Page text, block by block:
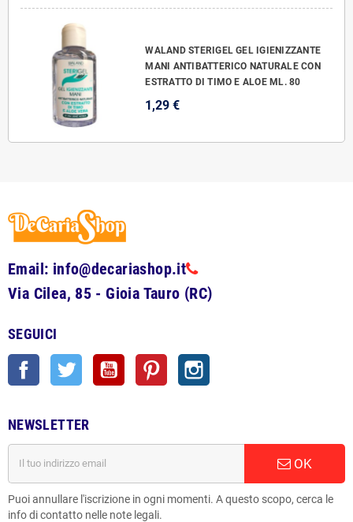
WALAND STERIGEL GEL IGIENIZZANTE
MANI ANTIBATTERICO NATURALE CON
ESTRATTO DI TIMO E ALOE ML. 80
1,29 €
Email: info@decariashop.it
Via Cilea, 85 - Gioia Tauro (RC)
SEGUICI
Facebook Twitter YouTube Pinterest
NEWSLETTER
OK
Puoi annullare l'iscrizione in ogni momenti. A questo scopo, cerca le
info di contatto nelle note legali.